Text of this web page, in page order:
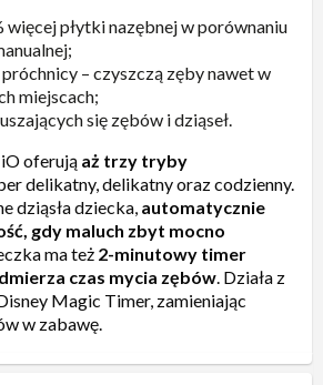
więcej płytki nazębnej w porównaniu
– czyszczą zęby nawet w
miejscach;
się zębów i dziąseł.
oferują aż trzy tryby
delikatny, delikatny oraz codzienny.
dziąsła dziecka, automatycznie
gdy maluch zbyt mocno
ma też 2-minutowy timer
czas mycia zębów. Działa z
Magic Timer, zamieniając
w zabawę.